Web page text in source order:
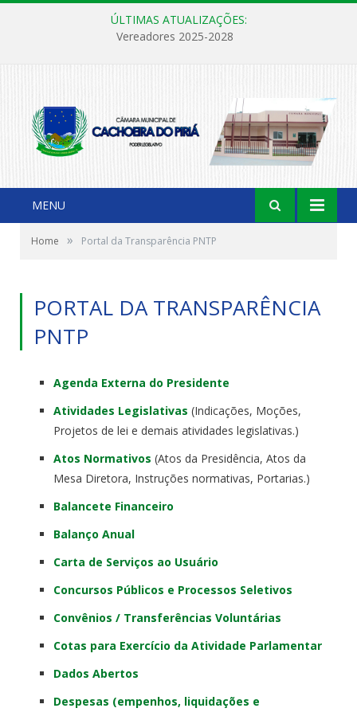
ÚLTIMAS ATUALIZAÇÕES:
Vereadores 2025-2028
MENU
Home » Portal da Transparência PNTP
PORTAL DA TRANSPARÊNCIA
PNTP
Agenda Externa do Presidente
Atividades Legislativas (Indicações, Moções,
Projetos de lei e demais atividades legislativas.)
Atos Normativos (Atos da Presidência, Atos da
Mesa Diretora, Instruções normativas, Portarias.)
Balancete Financeiro
Balanço Anual
Carta de Serviços ao Usuário
Concursos Públicos e Processos Seletivos
Convênios / Transferências Voluntárias
Cotas para Exercício da Atividade Parlamentar
Dados Abertos
Despesas (empenhos, liquidações e